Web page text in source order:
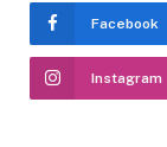
Facebook
Instagram